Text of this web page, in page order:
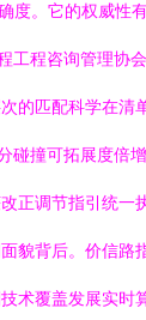
度。它的权威
程咨询管理协
的匹配科学在
撞可拓展度倍
正调节指引统
背后。价信路
术覆盖发展实